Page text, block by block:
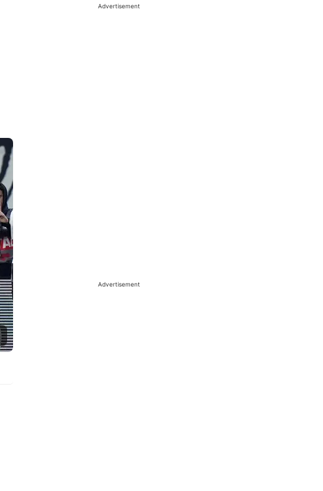
Advertisement
Advertisement